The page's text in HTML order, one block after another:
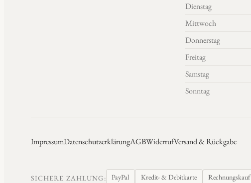
Dienstag
Mittwoch
Donnerstag
Freitag
Samstag
Sonntag
ImpressumDatenschutzerklärungAGBWiderrufVersand & Rückgabe
SICHERE ZAHLUNG: PayPal Kredit- & Debitkarte Rechnungskauf